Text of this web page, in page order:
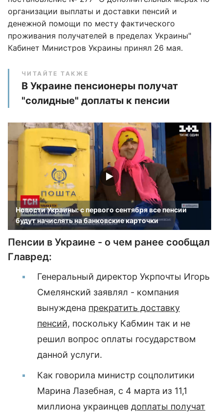
организации выплаты и доставки пенсий и
денежной помощи по месту фактического
проживания получателей в пределах Украины"
Кабинет Министров Украины принял 26 мая.
ЧИТАЙТЕ ТАКЖЕ
В Украине пенсионеры получат
"солидные" доплаты к пенсии
Новости Украины: с первого сентября все пенсии
будут начислять на банковские карточки
Пенсии в Украине - о чем ранее сообщал
Главред:
Генеральный директор Укрпочты Игорь
Смелянский заявлял - компания
вынуждена прекратить доставку
пенсий, поскольку Кабмин так и не
решил вопрос оплаты государством
данной услуги.
Как говорила министр соцполитики
Марина Лазебная, с 4 марта из 11,1
миллиона украинцев доплаты получат